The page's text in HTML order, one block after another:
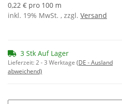
0,22 € pro 100 m
inkl. 19% MwSt. , zzgl. Versand
3 Stk Auf Lager
Lieferzeit:2 - 3 Werktage (DE - Ausland
abweichend)